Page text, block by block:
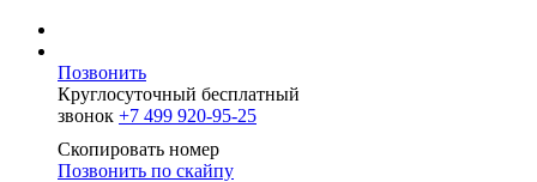
Позвонить
Круглосуточный бесплатный
звонок +7 499 920-95-25
Скопировать номер
Позвонить по скайпу